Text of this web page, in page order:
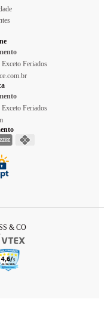
Exceto Feriados
Exceto Feriados
& CO